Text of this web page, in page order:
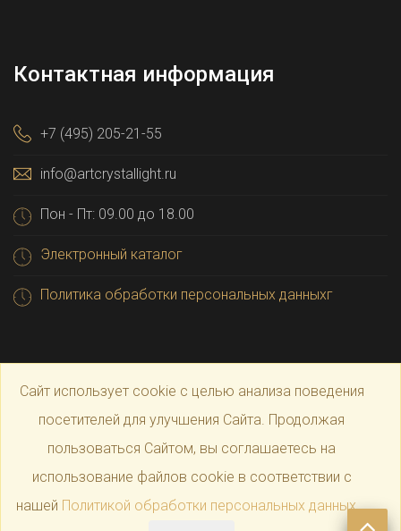
Контактная информация
+7 (495) 205-21-55
info@artcrystallight.ru
Пон - Пт: 09.00 до 18.00
Электронный каталог
Политика обработки персональных данныхг
Crystal Light
Сайт использует cookie с целью анализа поведения
посетителей для улучшения Сайта. Продолжая
пользоваться Сайтом, вы соглашаетесь на
использование файлов cookie в соответствии с
нашей Политикой обработки персональных данных.